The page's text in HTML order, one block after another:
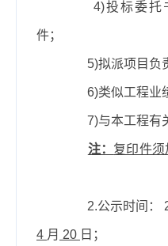
4)投标委托
件；
5)拟派项目负
6)类似工程业
7)与本工程有
注： 复印件
2.公示时间：
4 月 20 日；